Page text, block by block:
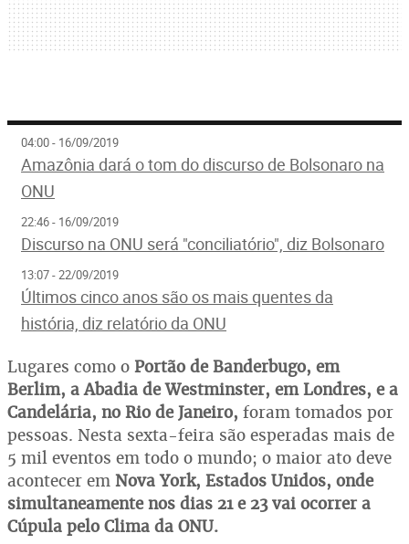
04:00 - 16/09/2019
Amazônia dará o tom do discurso de Bolsonaro na
ONU
22:46 - 16/09/2019
Discurso na ONU será "conciliatório", diz Bolsonaro
13:07 - 22/09/2019
Últimos cinco anos são os mais quentes da
história, diz relatório da ONU
Lugares como o Portão de Banderbugo, em
Berlim, a Abadia de Westminster, em Londres, e a
Candelária, no Rio de Janeiro, foram tomados por
pessoas. Nesta sexta-feira são esperadas mais de
5 mil eventos em todo o mundo; o maior ato deve
acontecer em Nova York, Estados Unidos, onde
simultaneamente nos dias 21 e 23 vai ocorrer a
Cúpula pelo Clima da ONU.